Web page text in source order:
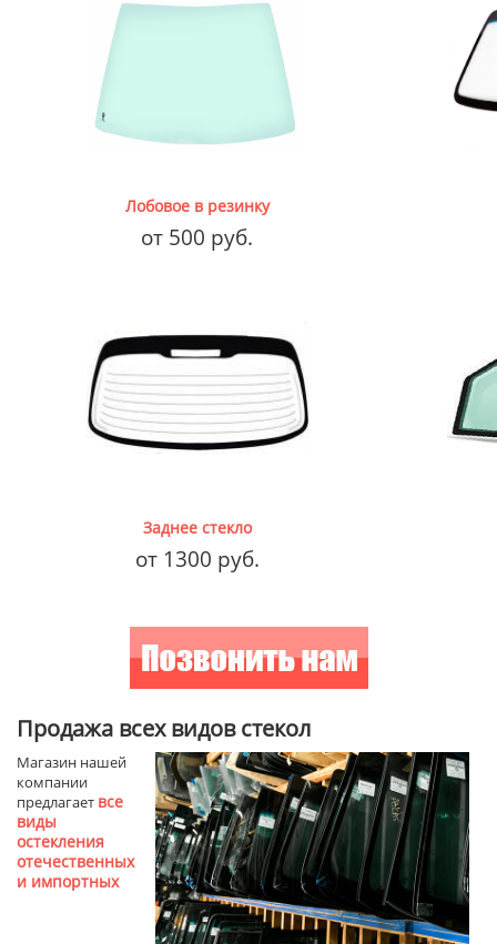
Лобовое в резинку
от 500 руб.
Заднее стекло
от 1300 руб.
Продажа всех видов стекол
Магазин нашей
компании
предлагает все
виды
остекления
отечественных
и импортных